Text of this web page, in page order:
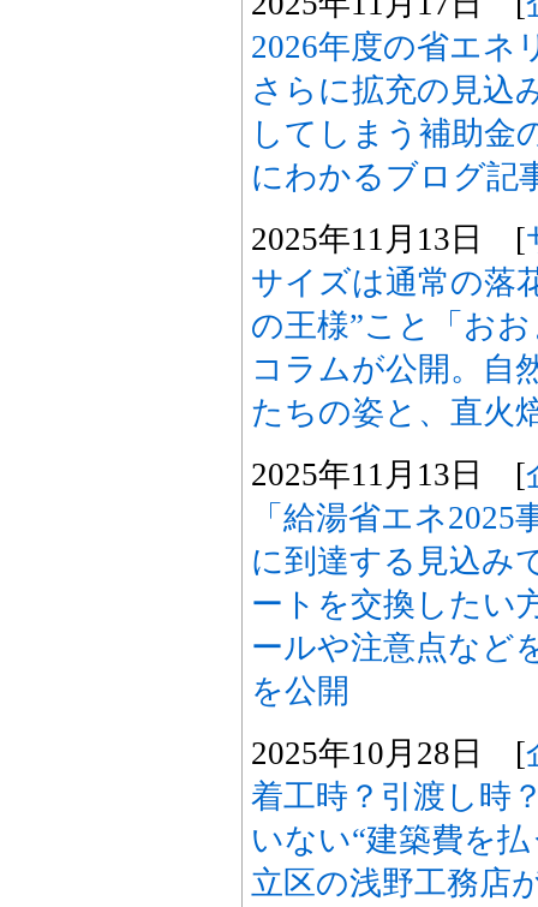
2026年度の省エネ
さらに拡充の見込
してしまう補助金
にわかるブログ記
2025年11月13日 [
サイズは通常の落
の王様”こと「お
コラムが公開。自
たちの姿と、直火
2025年11月13日 [
「給湯省エネ
に到達する見込み
ートを交換したい
ールや注意点など
を公開
2025年10月28日 [
着工時？引渡し時
いない“建築費を
立区の浅野工務店